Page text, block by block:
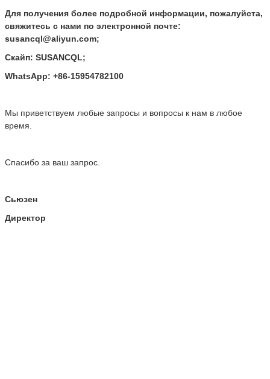
Для получения более подробной информации, пожалуйста,
свяжитесь с нами по электронной почте:
susancql@aliyun.com;
Скайп: SUSANCQL;
WhatsApp: +86-15954782100
Мы приветствуем любые запросы и вопросы к нам в любое
время.
Спасибо за ваш запрос.
Сьюзен
Директор